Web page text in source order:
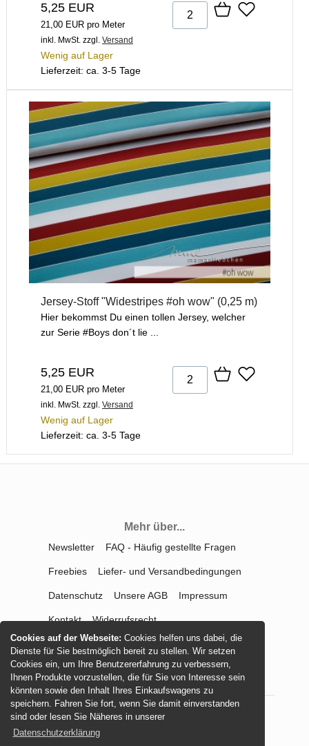
Cookies auf der Webseite:Cookies helfen uns dabei, die
Dienste für Sie bestmöglich bereit zu stellen. Wir setzen
Cookies ein, um Ihre Benutzererfahrung zu verbessern,
Ihnen Produkte vorzustellen, die für Sie von Interesse sein
könnten sowie den Inhalt Ihres Einkaufswagens zu
speichern. Fahren Sie fort, wenn Sie damit einverstanden
sind oder lesen Sie Näheres in unserer
Datenschutzerklärung
5,25 EUR
21,00 EUR pro Meter
inkl. MwSt. zzgl. Versand
Wenig auf Lager
Lieferzeit: ca. 3-5 Tage
Jersey-Stoff "Widestripes #oh wow" (0,25 m)
Hier bekommst Du einen tollen Jersey, welcher
zur Serie #Boys don´t lie ...
5,25 EUR
21,00 EUR pro Meter
inkl. MwSt. zzgl. Versand
Wenig auf Lager
Lieferzeit: ca. 3-5 Tage
Mehr über...
Newsletter FAQ - Häufig gestellte Fragen
Freebies Liefer- und Versandbedingungen
Datenschutz Unsere AGB Impressum
Kontakt Widerrufsrecht
Vertrag widerrufen